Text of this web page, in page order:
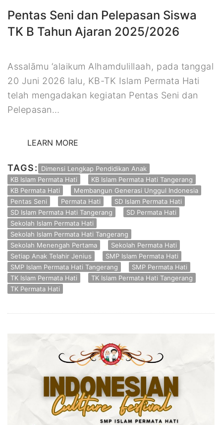
Pentas Seni dan Pelepasan Siswa
TK B Tahun Ajaran 2025/2026
Assalāmu ‘alaikum Alhamdulillaah, pada tanggal
20 Juni 2026 lalu, KB-TK Islam Permata Hati
telah mengadakan kegiatan Pentas Seni dan
Pelepasan…
LEARN MORE
TAGS:
Dimensi Lengkap Pendidikan Anak
KB Islam Permata Hati
KB Islam Permata Hati Tangerang
KB Permata Hati
Membangun Generasi Unggul Indonesia
Pentas Seni
Permata Hati
SD Islam Permata Hati
SD Islam Permata Hati Tangerang
SD Permata Hati
Sekolah Islam Permata Hati
Sekolah Islam Permata Hati Tangerang
Sekolah Menengah Pertama
Sekolah Permata Hati
Setiap Anak Telahir Jenius
SMP Islam Permata Hati
SMP Islam Permata Hati Tangerang
SMP Permata Hati
TK Islam Permata Hati
TK Islam Permata Hati Tangerang
TK Permata Hati